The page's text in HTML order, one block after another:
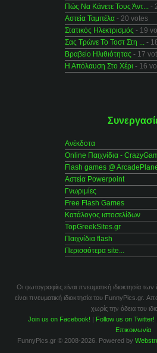
Πώς Να Κάνετε Τους Άντ... -
Αστεία Ταμπέλα - 20 votes
Στατικός Ηλεκτρισμός - 19
Σας Τρώνε Το Τοστ Στη ... -
Βραβείο Ηλιθιότητας - 17
Η Απόλαυση Στο Χέρι - 16
Ανέκδοτα
Online Παιχνίδια -
Flash games @
Αστεία Powerpoint
Γνωριμίες
Free Flash Games
Κατάλογος ιστοσελίδων
TopGreekSites.gr
Παιχνίδια flash
Περισσότερα site...
Οι φωτογραφίες είναι πνευματική ιδιοκτησία
είναι πνευματική ιδιοκτησία του FunnyPics.gr.
χωρίς την άδεια του
Join us on Facebook!
Follow us on Twitter!
Επικοινωνία
FunnyPics.gr © 2008-2026. Powered by